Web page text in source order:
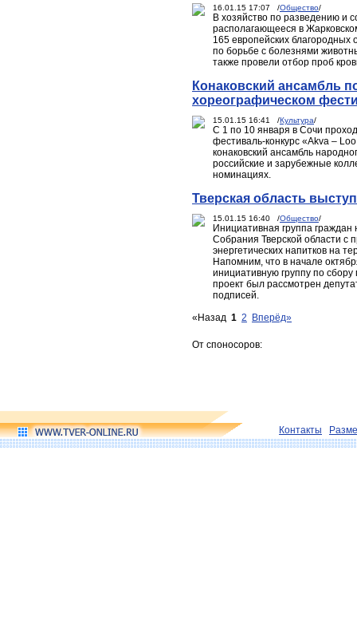
16.01.15 17:07 /Общество/
В хозяйство по разведению
располагающееся в
165 европейских
по борьбе с болезнями
также провели отбор проб
Конаковский ансамбль
хореографическом
15.01.15 16:41 /Культура/
С 1 по 10 января в Сочи
фестиваль-конкурс «Akva –
конаковский ансамбль
российские и зарубежные
номинациях.
Тверская область
15.01.15 16:40 /Общество/
Инициативная группа
Собрания Тверской области с
энергетических напитков на
Напомним, что в начале
инициативную группу по
проект был рассмотрен
подписей.
«Назад 1 2 Вперёд»
От споносоров:
Контакты